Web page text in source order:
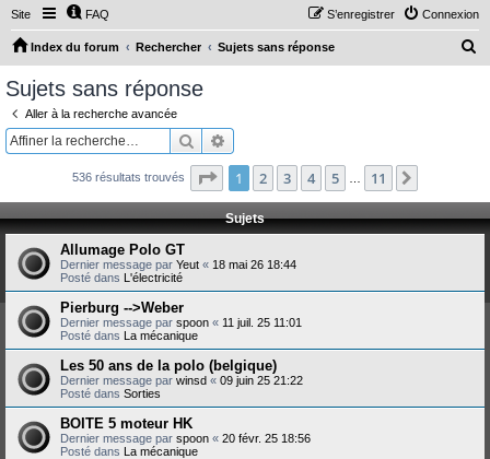
Site FAQ Connexion
S’enregistrer
Index du forum Rechercher Sujets sans réponse
c
h
Sujets sans réponse
Aller à la recherche avancée
Rechercher
536 résultats trouvés Page 1sur11
1 2 3 4 5 11
Sujets
Allumage Polo GT
Dernier message par Yeut « 18 mai 26 18:44
Posté dans L'électricité
Pierburg -->Weber
Dernier message par spoon « 11 juil. 25 11:01
Posté dans La mécanique
Les 50 ans de la polo (belgique)
Dernier message par winsd « 09 juin 25 21:22
Posté dans Sorties
BOITE 5 moteur HK
Dernier message par spoon « 20 févr. 25 18:56
Posté dans La mécanique